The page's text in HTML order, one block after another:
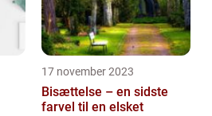
17 november 2023
Bisættelse – en sidste
farvel til en elsket